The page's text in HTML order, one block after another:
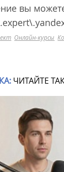
вы
Онлайн-курсы
ЧИТАЙТЕ